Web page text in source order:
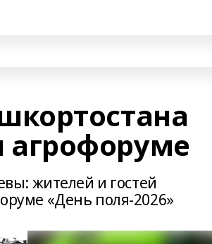
жителей и гостей
«День поля-2026»